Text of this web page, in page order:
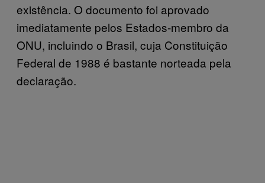
existência. O documento foi aprovado
imediatamente pelos Estados-membro da
ONU, incluindo o Brasil, cuja Constituição
Federal de 1988 é bastante norteada pela
declaração.